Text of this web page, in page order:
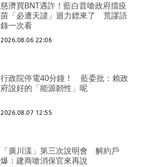
慈濟買BNT遇詐！藍白昔嗆政府擋疫
苗「必遭天譴」迴力鏢來了 荒謬語
錄一次看
2026.08.06 22:06
行政院停電40分鐘！ 藍委批：賴政
府說好的「能源韌性」呢
2026.08.07 12:55
「廣川漾」第三次說明會 解約戶
爆：建商嗆消保官來再說